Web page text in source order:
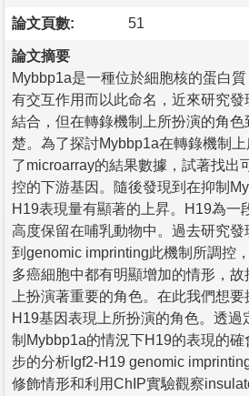
論文頁數: 51
論文摘要
Mybbp1a是一種位於細胞核的蛋白
有交互作用而以此命名，近來研究
結合，但在轉錄機制上所扮演的角
楚。為了探討Mybbp1a在轉錄機制
了microarray的結果數據，試著找出
控的下游基因。隨後發現到在抑制
H19表現量有顯著的上昇。H19為一
高度保留在哺乳動物中。過去研究
到genomic imprinting此機制所調控
多癌細胞中都有明顯增加的情形，
上扮演著重要的角色。在此我們想
H19基因表現上所扮演的角色。透過
制Mybbp1a的情況下H19的表現的
步的分析Igf2-H19 genomic
修飾情形和利用ChIP實驗觀察